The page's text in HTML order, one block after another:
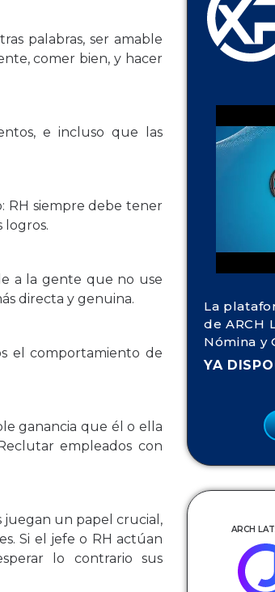
palabras, ser amable
comer bien, y hacer
e incluso que las
RH siempre debe tener
logros.
a la gente que no use
directa y genuina.
el comportamiento de
ganancia que él o ella
empleados con
juegan un papel crucial,
Si el jefe o RH actúan
lo contrario sus
La
de ARCH
Nómina y
YA
ARCH